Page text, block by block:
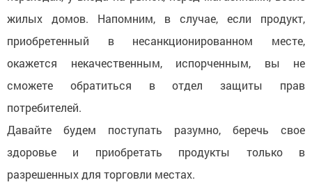
жилых домов. Напомним, в случае, если продукт,
приобретенный в несанкционированном месте,
окажется некачественным, испорченным, вы не
сможете обратиться в отдел защиты прав
потребителей.
Давайте будем поступать разумно, беречь свое
здоровье и приобретать продукты только в
разрешенных для торговли местах.